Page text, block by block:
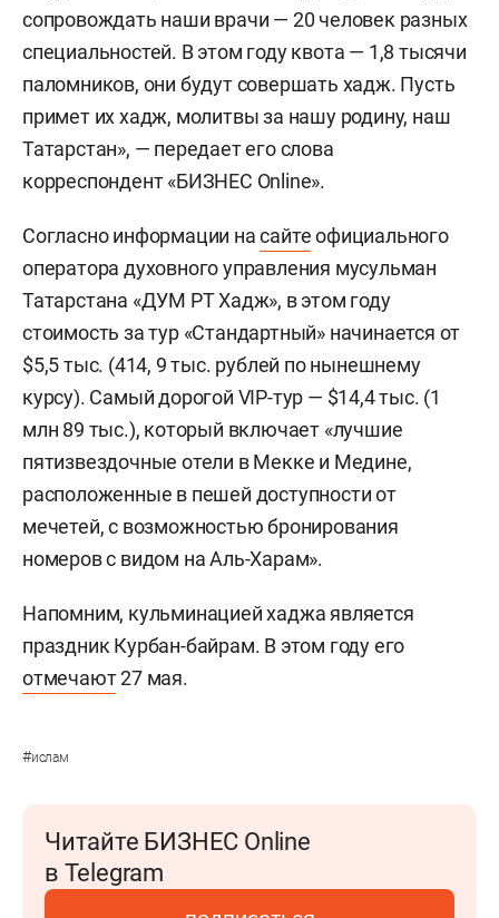
сопровождать наши врачи — 20 человек разных
специальностей. В этом году квота — 1,8 тысячи
паломников, они будут совершать хадж. Пусть
примет их хадж, молитвы за нашу родину, наш
Татарстан», — передает его слова
корреспондент «БИЗНЕС Online».
Согласно информации насайтеофициального
оператора духовного управления мусульман
Татарстана «ДУМ РТ Хадж», в этом году
стоимость за тур «Стандартный» начинается от
$5,5 тыс. (414, 9 тыс. рублей по нынешнему
курсу). Самый дорогой VIP-тур — $14,4 тыс. (1
млн 89 тыс.), который включает «лучшие
пятизвездочные отели в Мекке и Медине,
расположенные в пешей доступности от
мечетей, с возможностью бронирования
номеров с видом на Аль-Харам».
Напомним, кульминацией хаджа является
праздник Курбан-байрам. В этом году его
отмечают27 мая.
#ислам
Читайте БИЗНЕС Online
в Telegram